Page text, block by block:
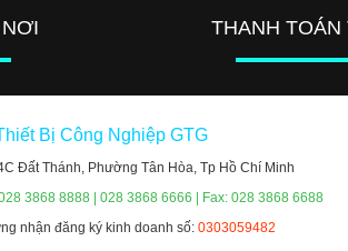
THANH TOÁN
Bị Công Nghiệp GTG
Đất Thánh, Phường Tân Hòa, Tp Hồ Chí Minh
3868 8888 | 028 3868 6666 | Fax: 028 3868 6688
nhận đăng ký kinh doanh số:0303059482